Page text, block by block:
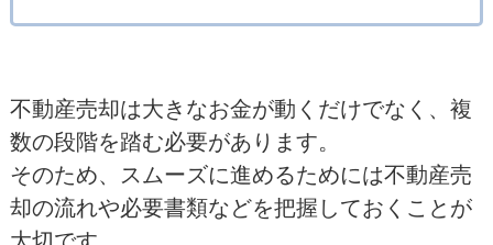
不動産売却は大きなお金が動くだけでなく、複
数の段階を踏む必要があります。
そのため、スムーズに進めるためには不動産売
却の流れや必要書類などを把握しておくことが
大切です。